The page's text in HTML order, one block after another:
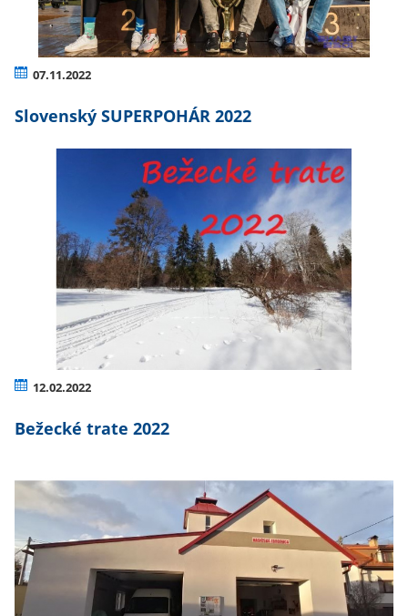
07.11.2022
Slovenský SUPERPOHÁR 2022
12.02.2022
Bežecké trate 2022